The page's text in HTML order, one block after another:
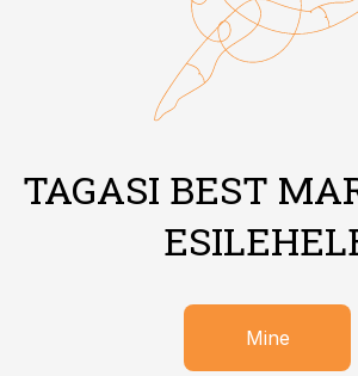
TAGASI BEST
Mine